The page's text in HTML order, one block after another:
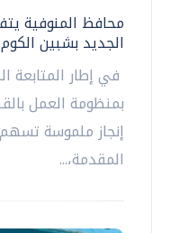
محافظ المنوفية
الجديد بشبين الكوم
في إطار المتابعة
بمنظومة العمل
إنجاز ملموسة
المقدمة،...